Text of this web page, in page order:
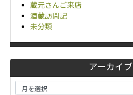
蔵元さんご来店
酒蔵訪問記
未分類
アーカイブ